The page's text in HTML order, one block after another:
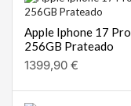
Apple Iphone 17 Pro
256GB Prateado
1399,90 €